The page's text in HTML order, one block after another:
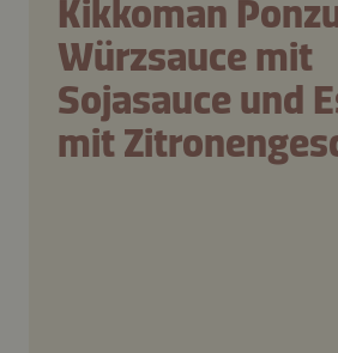
Kikkoman
Würzsauce mit
Sojasauce und
mit